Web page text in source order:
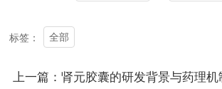
标签： 全部